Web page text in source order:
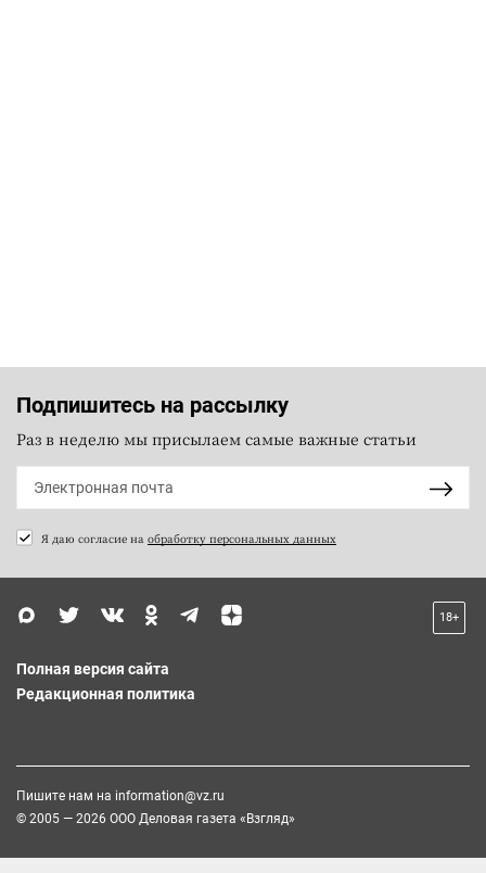
Подпишитесь на рассылку
Раз в неделю мы присылаем самые важные статьи
Я даю согласие на обработку персональных данных
18+
Полная версия сайта
Редакционная политика
Пишите нам на information@vz.ru
© 2005 — 2026 ООО Деловая газета «Взгляд»